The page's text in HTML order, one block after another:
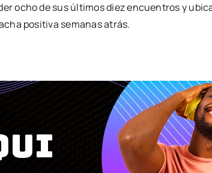
ocho de sus últimos diez encuentros y
positiva semanas atrás.